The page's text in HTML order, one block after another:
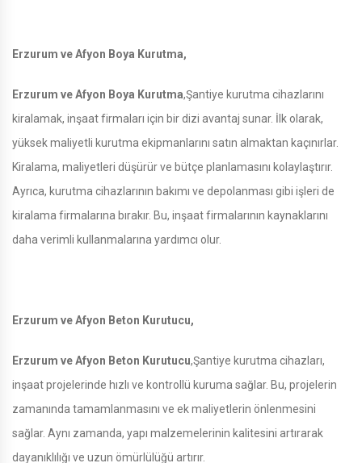
Erzurum ve Afyon Boya Kurutma,
Erzurum ve Afyon Boya Kurutma,Şantiye kurutma cihazlarını
kiralamak, inşaat firmaları için bir dizi avantaj sunar. İlk olarak,
yüksek maliyetli kurutma ekipmanlarını satın almaktan kaçınırlar.
Kiralama, maliyetleri düşürür ve bütçe planlamasını kolaylaştırır.
Ayrıca, kurutma cihazlarının bakımı ve depolanması gibi işleri de
kiralama firmalarına bırakır. Bu, inşaat firmalarının kaynaklarını
daha verimli kullanmalarına yardımcı olur.
Erzurum ve Afyon Beton Kurutucu,
Erzurum ve Afyon Beton Kurutucu,Şantiye kurutma cihazları,
inşaat projelerinde hızlı ve kontrollü kuruma sağlar. Bu, projelerin
zamanında tamamlanmasını ve ek maliyetlerin önlenmesini
sağlar. Aynı zamanda, yapı malzemelerinin kalitesini artırarak
dayanıklılığı ve uzun ömürlülüğü artırır.